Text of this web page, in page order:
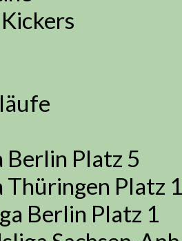
Berlin Platz 5
Thüringen Platz 1
Berlin Platz 1